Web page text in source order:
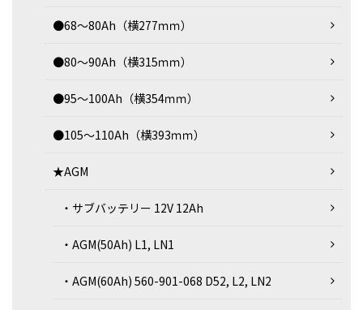
●68～80Ah（横277ｍｍ）
●80～90Ah（横315ｍｍ）
●95～100Ah（横354ｍｍ）
●105～110Ah（横393ｍｍ）
★AGM
・サブバッテリー 12V 12Ah
・AGM(50Ah) L1, LN1
・AGM(60Ah) 560-901-068 D52, L2, LN2